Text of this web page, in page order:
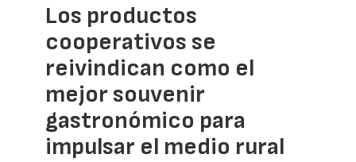
Los productos
cooperativos se
reivindican como el
mejor souvenir
gastronómico para
impulsar el medio rural